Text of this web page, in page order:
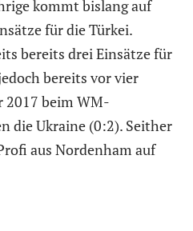
kommt bislang auf
für die Türkei.
bereits drei Einsätze für
bereits vor vier
2017 beim WM-
die Ukraine (0:2). Seither
aus Nordenham auf